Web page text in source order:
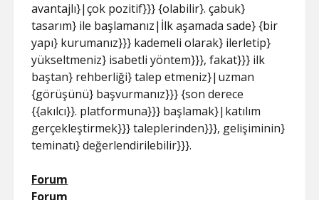
avantajlı}|çok pozitif}}} {olabilir}. çabuk}
tasarım} ile başlamanız|İlk aşamada sade} {bir
yapı} kurumanız}}} kademeli olarak} ilerletip}
yükseltmeniz} isabetli yöntem}}}, fakat}}} ilk
baştan} rehberliği} talep etmeniz}|uzman
{görüşünü} başvurmanız}}} {son derece
{{akılcı}}. platformuna}}} başlamak}|katılım
gerçekleştirmek}}} taleplerinden}}}, gelişiminin}
teminatı} değerlendirilebilir}}}.
Forum
Forum